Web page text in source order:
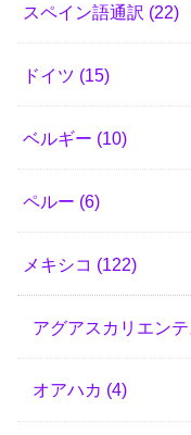
スペイン語通訳 (22)
ドイツ (15)
ベルギー (10)
ペルー (6)
メキシコ (122)
アグアスカリエンテ
オアハカ (4)